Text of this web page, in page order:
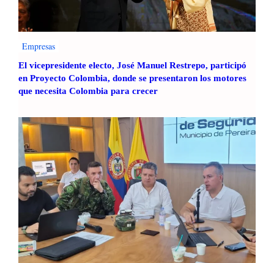
Empresas
El vicepresidente electo, José Manuel Restrepo, participó
en Proyecto Colombia, donde se presentaron los motores
que necesita Colombia para crecer